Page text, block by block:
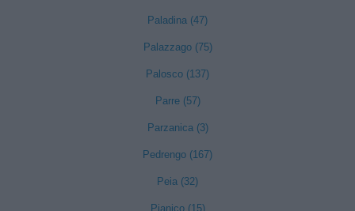
Paladina (47)
Palazzago (75)
Palosco (137)
Parre (57)
Parzanica (3)
Pedrengo (167)
Peia (32)
Pianico (15)